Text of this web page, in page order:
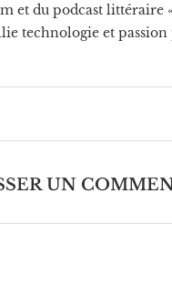
et du podcast littéraire
technologie et passion
UN